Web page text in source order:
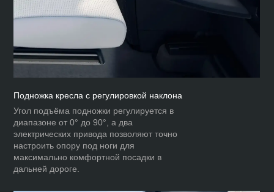
Подножка кресла с регулировкой наклона
Угол подъёма подножки регулируется в
диапазоне от 0° до 90°, а два
электрических привода позволяют точно
настроить опору под ноги для
максимально комфортной посадки в
дальней дороге.